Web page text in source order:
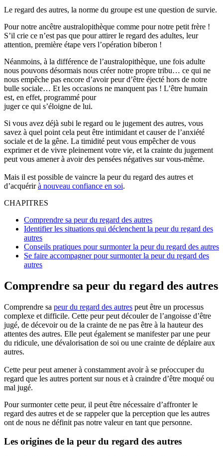
Le regard des autres, la norme du groupe est une question de survie.
Pour notre ancêtre australopithèque comme pour notre petit frère !
S’il crie ce n’est pas que pour attirer le regard des adultes, leur
attention, première étape vers l’opération biberon !
Néanmoins, à la différence de l’australopithèque, une fois adulte
nous pouvons désormais nous créer notre propre tribu… ce qui ne
nous empêche pas encore d’avoir peur d’être éjecté hors de notre
bulle sociale… Et les occasions ne manquent pas ! L’être humain
est, en effet, programmé pour
juger ce qui s’éloigne de lui.
Si vous avez déjà subi le regard ou le jugement des autres, vous
savez à quel point cela peut être intimidant et causer de l’anxiété
sociale et de la gêne. La timidité peut vous empêcher de vous
exprimer et de vivre pleinement votre vie, et la crainte du jugement
peut vous amener à avoir des pensées négatives sur vous-même.
Mais il est possible de vaincre la peur du regard des autres et
d’acquérirà nouveau confiance en soi.
CHAPITRES
Comprendre sa peur du regard des autres
Identifier les situations qui déclenchent la peur du regard des
autres
Conseils pratiques pour surmonter la peur du regard des autres
Se faire accompagner pour surmonter la peur du regard des
autres
Comprendre sa peur du regard des autres
Comprendre sa peur du regard des autres peut être un processus
complexe et difficile. Cette peur peut découler de l’angoisse d’être
jugé, de décevoir ou de la crainte de ne pas être à la hauteur des
attentes des autres. Elle peut également se manifester par une peur
du ridicule, une dévalorisation de soi ou une crainte de déplaire aux
autres.
Cette peur peut amener à constamment avoir à se préoccuper du
regard que les autres portent sur nous et à craindre d’être moqué ou
mal jugé.
Pour surmonter cette peur, il peut être nécessaire d’affronter le
regard des autres et de se rappeler que la perception que les autres
ont de nous ne définit pas notre valeur en tant que personne.
Les origines de la peur du regard des autres